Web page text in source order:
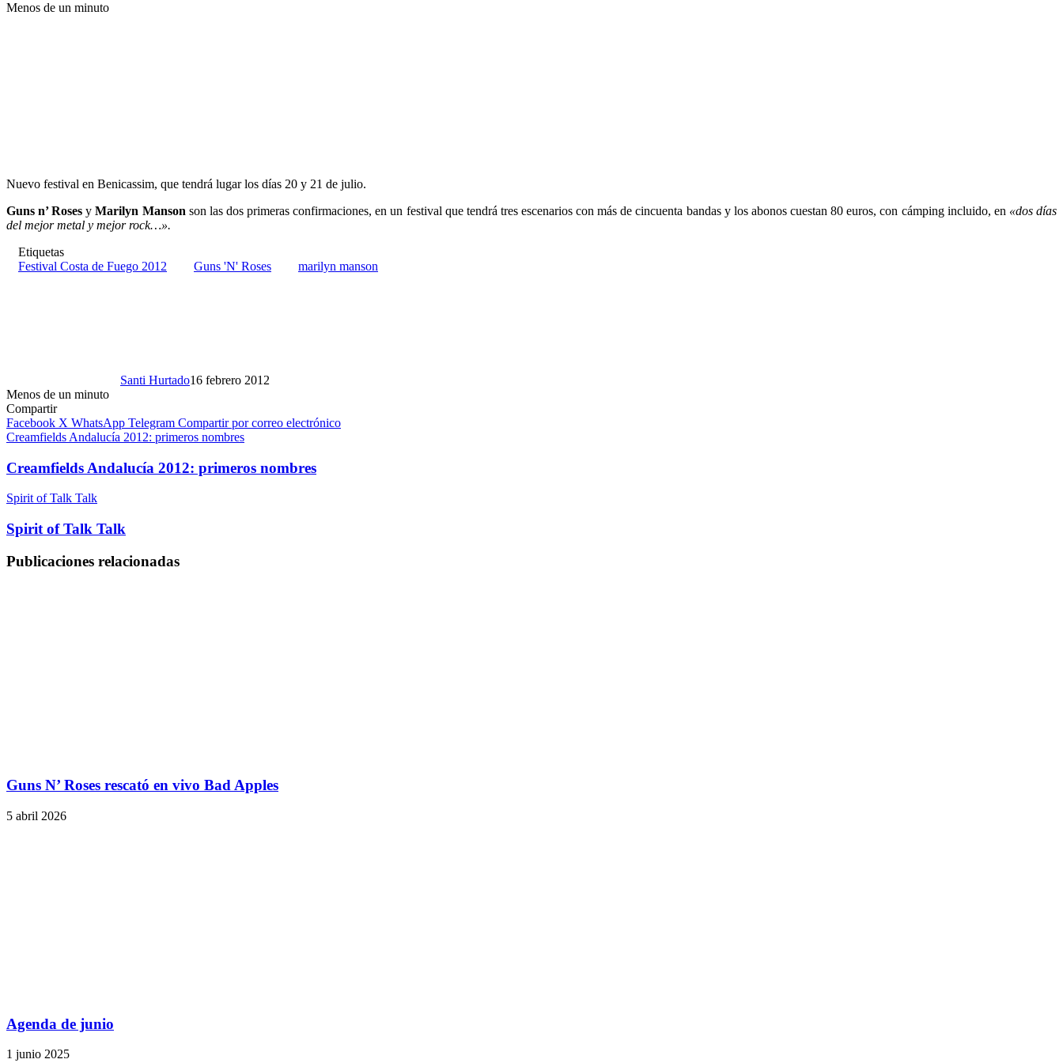
Menos de un minuto
Nuevo festival en Benicassim, que tendrá lugar los días 20 y 21 de julio.
Guns n’ RosesyMarilyn Manson son las dos primeras confirmaciones, en un festival que tendrá tres escenarios con más de cincuenta bandas y los abonos cuestan 80 euros, con cámping incluido, en «dos días
del mejor metal y mejor rock…».
Etiquetas
Festival Costa de Fuego 2012
Guns 'N' Roses marilyn manson
Santi Hurtado16 febrero 2012
Menos de un minuto
Compartir
Facebook X WhatsApp Telegram Compartir por correo electrónico
Creamfields Andalucía 2012: primeros nombres
Creamfields Andalucía 2012: primeros nombres
Spirit of Talk Talk
Spirit of Talk Talk
Publicaciones relacionadas
Guns N’ Roses rescató en vivo Bad Apples
5 abril 2026
Agenda de junio
1 junio 2025